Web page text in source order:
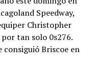
Speedway,
Christopher
tan solo 0s276.
Briscoe en